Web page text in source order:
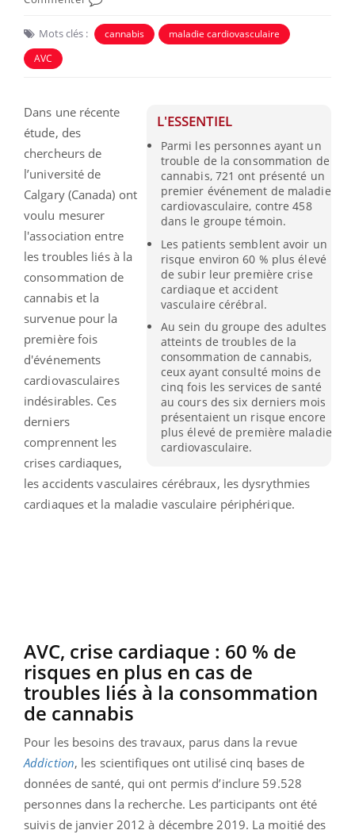
Mots clés : cannabis
maladie cardiovasculaire
AVC
L'ESSENTIEL
Parmi les personnes ayant un
trouble de la consommation de
cannabis, 721 ont présenté un
premier événement de maladie
cardiovasculaire, contre 458
dans le groupe témoin.
Les patients semblent avoir un
risque environ 60 % plus élevé
de subir leur première crise
cardiaque et accident
vasculaire cérébral.
Au sein du groupe des adultes
atteints de troubles de la
consommation de cannabis,
ceux ayant consulté moins de
cinq fois les services de santé
au cours des six derniers mois
présentaient un risque encore
plus élevé de première maladie
cardiovasculaire.
Dans une récente
étude, des
chercheurs de
l’université de
Calgary (Canada) ont
voulu mesurer
l'association entre
les troubles liés à la
consommation de
cannabis et la
survenue pour la
première fois
d'événements
cardiovasculaires
indésirables. Ces
derniers
comprennent les
crises cardiaques,
les accidents vasculaires cérébraux, les dysrythmies
cardiaques et la maladie vasculaire périphérique.
AVC, crise cardiaque : 60 % de
risques en plus en cas de
troubles liés à la consommation
de cannabis
Pour les besoins des travaux, parus dans la revue
Addiction, les scientifiques ont utilisé cinq bases de
données de santé, qui ont permis d’inclure 59.528
personnes dans la recherche. Les participants ont été
suivis de janvier 2012 à décembre 2019. La moitié des